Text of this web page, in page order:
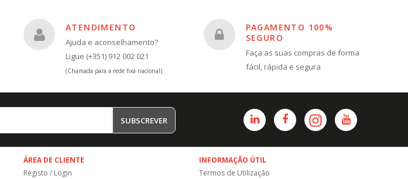
ATENDIMENTO
Ajuda e aconselhamento?
Ligue (+351) 912 002 021
(Chamada para a rede fixa nacional)
PAGAMENTO 100%
SEGURO
Faça as suas compras de forma
fácil, rápida e segura
SUBSCREVER
ÁREA DE CLIENTE
Registo / Login
INFORMAÇÃO ÚTIL
Termos de Utilização